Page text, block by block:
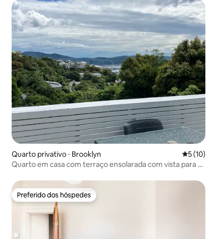
Quarto privativo ⋅ Brooklyn 5 de uma
5 (10)
Quarto em casa com terraço ensolarada com vista para a
Preferido dos hóspedes
Preferido dos hóspedes